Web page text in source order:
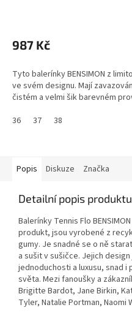
987 Kč
Tyto balerínky BENSIMON z
ve svém designu. Mají
čistém a velmi šik barevném
36
37 38
Popis Diskuze Značka
Detailní popis produktu
Balerínky Tennis Flo
produkt, jsou vyrobené z
gumy. Je snadné se o ně
a sušit v sušičce. Jejich
jednoduchosti a luxusu, snad
světa. Mezi fanoušky a
Brigitte Bardot, Jane Birkin,
Tyler, Natalie Portman, Naomi